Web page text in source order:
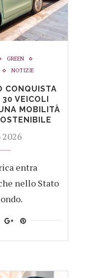
GREEN
NOTIZIE
CONQUISTA
30 VEICOLI
MOBILITÀ
entra
nello Stato